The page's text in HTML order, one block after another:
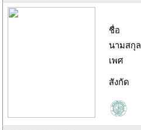
ชื่อ
นามสกุล
เพศ
สังกัด